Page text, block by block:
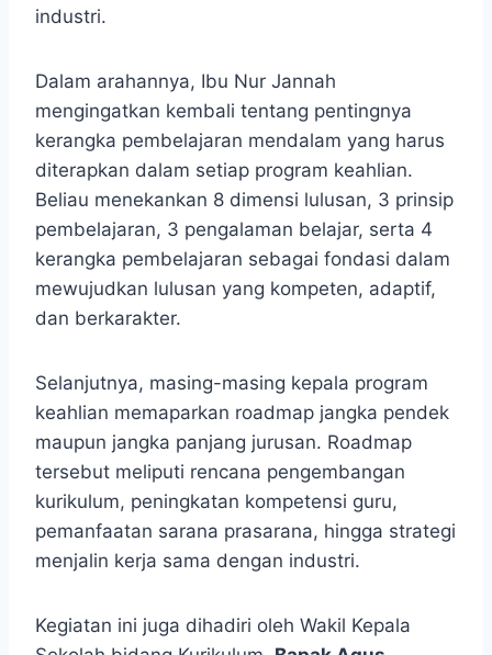
industri.
Dalam arahannya, Ibu Nur Jannah
mengingatkan kembali tentang pentingnya
kerangka pembelajaran mendalam yang harus
diterapkan dalam setiap program keahlian.
Beliau menekankan 8 dimensi lulusan, 3 prinsip
pembelajaran, 3 pengalaman belajar, serta 4
kerangka pembelajaran sebagai fondasi dalam
mewujudkan lulusan yang kompeten, adaptif,
dan berkarakter.
Selanjutnya, masing-masing kepala program
keahlian memaparkan roadmap jangka pendek
maupun jangka panjang jurusan. Roadmap
tersebut meliputi rencana pengembangan
kurikulum, peningkatan kompetensi guru,
pemanfaatan sarana prasarana, hingga strategi
menjalin kerja sama dengan industri.
Kegiatan ini juga dihadiri oleh Wakil Kepala